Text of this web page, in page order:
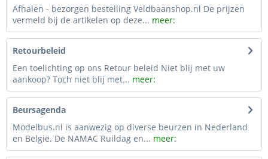
Afhalen - bezorgen bestelling Veldbaanshop.nl De prijzen
vermeld bij de artikelen op deze... meer:
Retourbeleid
Een toelichting op ons Retour beleid Niet blij met uw
aankoop? Toch niet blij met... meer:
Beursagenda
Modelbus.nl is aanwezig op diverse beurzen in Nederland
en België. De NAMAC Ruildag en... meer: